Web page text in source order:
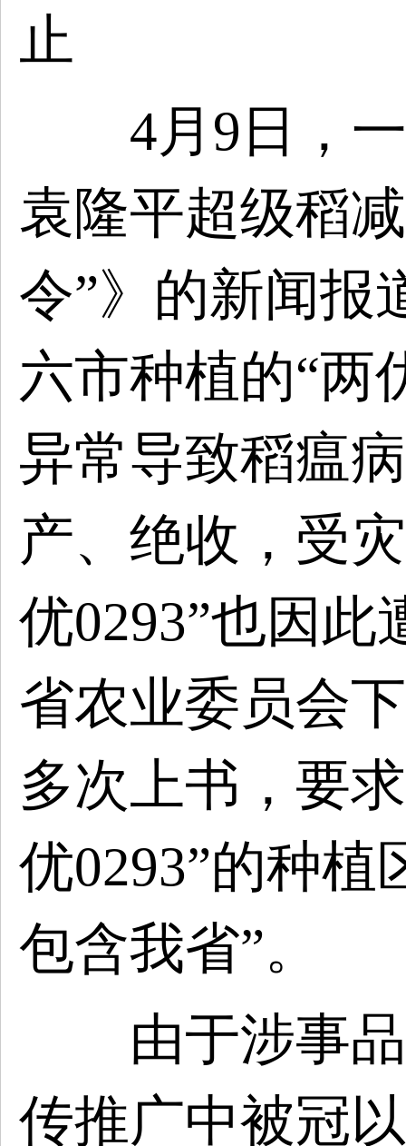
止
4月9日，一
袁隆平超级稻
令”》的新闻报
六市种植的“两
异常导致稻瘟
产、绝收，受
优0293”也因此
省农业委员会
多次上书，要
优0293”的种植
包含我省”。
由于涉事品
传推广中被冠